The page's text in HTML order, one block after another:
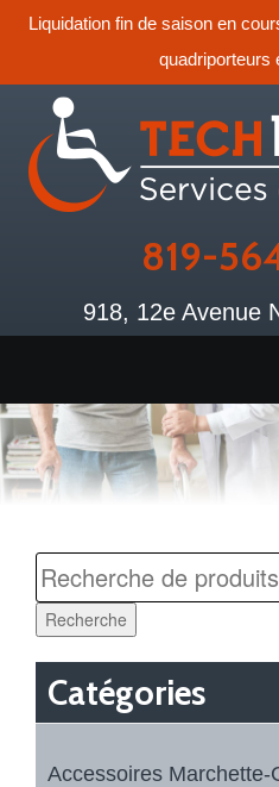
Liquidation fin de saison en
quadriporteurs
819-
918, 12e Avenue
Recherche
Catégories
Accessoires Marchette-